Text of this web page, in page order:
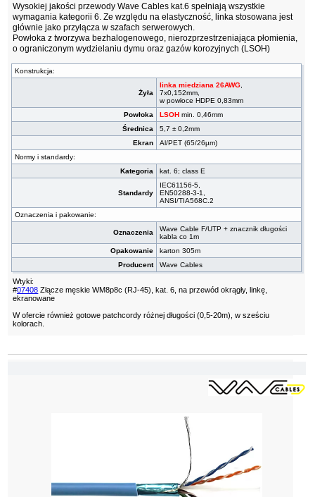
Wysokiej jakości przewody Wave Cables kat.6 spełniają wszystkie
wymagania kategorii 6. Ze względu na elastyczność, linka stosowana jest
głównie jako przyłącza w szafach serwerowych.
Powłoka z tworzywa bezhalogenowego, nierozprzestrzeniająca płomienia,
o ograniczonym wydzielaniu dymu oraz gazów korozyjnych (LSOH)
Konstrukcja:
Żyła
linka miedziana 26AWG
7x0,152mm,
w powłoce HDPE 0,83mm
Powłoka
LSOH min. 0,46mm
Średnica
5,7 ± 0,2mm
Ekran
Al/PET (65/26µm)
Normy i standardy:
Kategoria
kat. 6; class E
Standardy
IEC61156-5,
EN50288-3-1,
ANSI/TIA568C.2
Oznaczenia i pakowanie:
Oznaczenia
Wave Cable F/UTP + znacznik długości
kabla co 1m
Opakowanie
karton 305m
Producent
Wave Cables
Wtyki:
#07408 Złącze męskie WM8p8c (RJ-45), kat. 6, na przewód okrągły, linkę,
ekranowane
W ofercie również gotowe patchcordy różnej długości (0,5-20m), w sześciu
kolorach.